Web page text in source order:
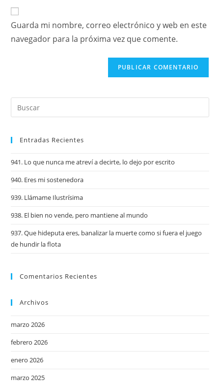
Guarda mi nombre, correo electrónico y web en este
navegador para la próxima vez que comente.
Entradas Recientes
941. Lo que nunca me atreví a decirte, lo dejo por escrito
940. Eres mi sostenedora
939. Llámame Ilustrísima
938. El bien no vende, pero mantiene al mundo
937. Que hideputa eres, banalizar la muerte como si fuera el juego
de hundir la flota
Comentarios Recientes
Archivos
marzo 2026
febrero 2026
enero 2026
marzo 2025